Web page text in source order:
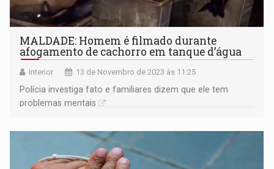
MALDADE: Homem é filmado durante
afogamento de cachorro em tanque d’água
Interior 13 de Novembro de 2023 às 11:25
Polícia investiga fato e familiares dizem que ele tem
problemas mentais